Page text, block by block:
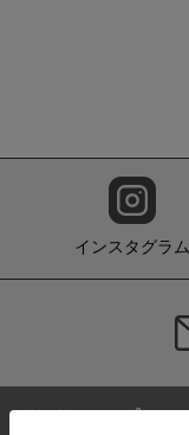
インスタグラム